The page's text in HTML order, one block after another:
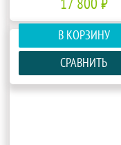
17 800 ₽
В КОРЗИНУ
СРАВНИТЬ